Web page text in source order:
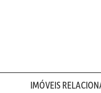
IMÓVEIS